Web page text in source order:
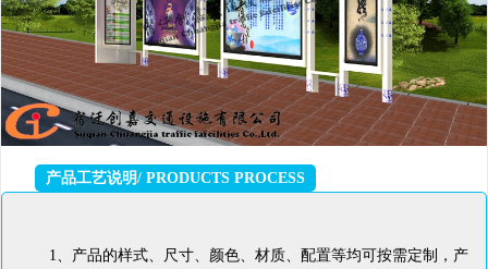
产品工艺说明/ PRODUCTS PROCESS
1、产品的样式、尺寸、颜色、材质、配置等均可按需定制，产